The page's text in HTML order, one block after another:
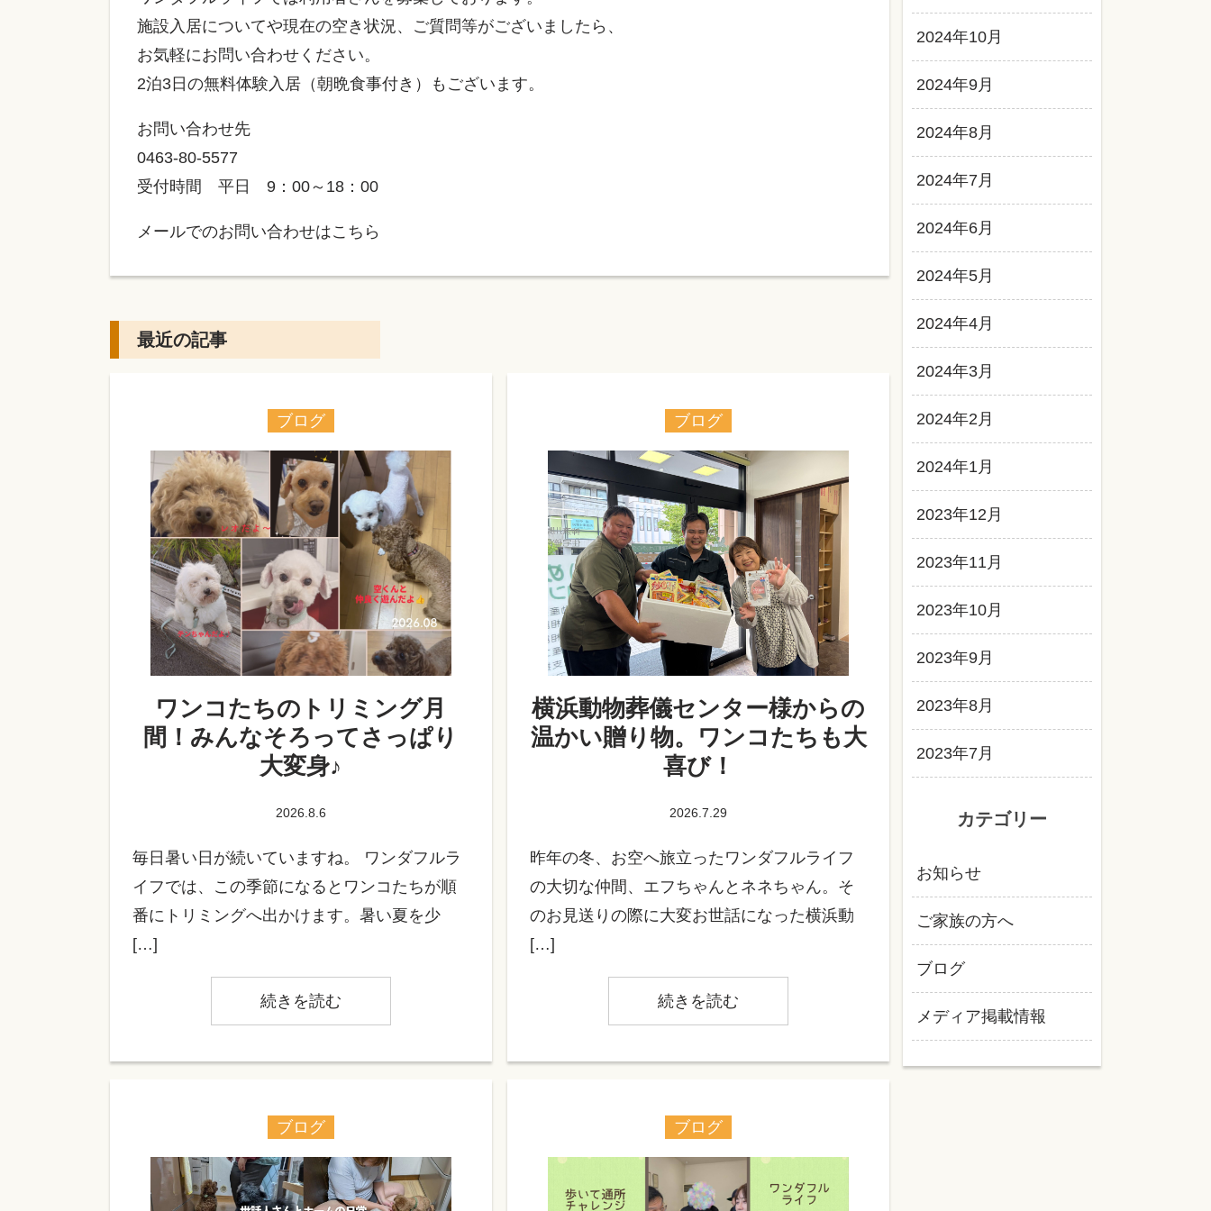
施設入居についてや現在の空き状況、ご質問等がございましたら、
お気軽にお問い合わせください。
2泊3日の無料体験入居（朝晩食事付き）もございます。
お問い合わせ先
0463-80-5577
受付時間 平日 9：00～18：00
メールでのお問い合わせはこちら
最近の記事
ブログ
ワンコたちのトリミング月
間！みんなそろってさっぱり
大変身♪
2026.8.6
毎日暑い日が続いていますね。 ワンダフルラ
イフでは、この季節になるとワンコたちが順
番にトリミングへ出かけます。暑い夏を少
[…]
続きを読む
ブログ
横浜動物葬儀センター様からの
温かい贈り物。ワンコたちも大
喜び！
2026.7.29
昨年の冬、お空へ旅立ったワンダフルライフ
の大切な仲間、エフちゃんとネネちゃん。そ
のお見送りの際に大変お世話になった横浜動
[…]
続きを読む
ブログ ブログ
2024年10月
2024年9月
2024年8月
2024年7月
2024年6月
2024年5月
2024年4月
2024年3月
2024年2月
2024年1月
2023年12月
2023年11月
2023年10月
2023年9月
2023年8月
2023年7月
カテゴリー
お知らせ
ご家族の方へ
ブログ
メディア掲載情報